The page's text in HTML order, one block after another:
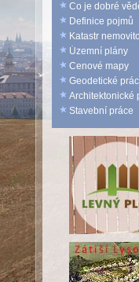
Co je dobré
Definice pojmů
Katastr
Územní plány
Cenové mapy
Geodetické
Architektonické
Stavební práce